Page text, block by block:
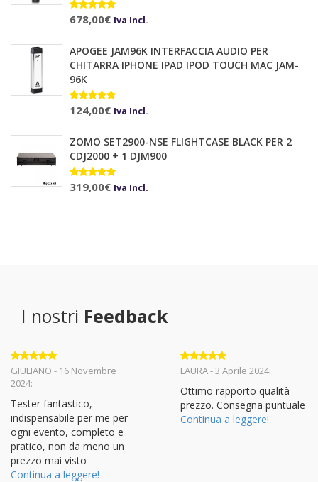
Valutato 10.00su 5
678,00€ Iva Incl.
APOGEE JAM96K INTERFACCIA AUDIO PER
CHITARRA IPHONE IPAD IPOD TOUCH MAC JAM-
96K
Valutato
5.00su 5
124,00€ Iva Incl.
ZOMO SET2900-NSE FLIGHTCASE BLACK PER 2
CDJ2000 + 1 DJM900
Valutato
5.00su 5
319,00€ Iva Incl.
I nostri Feedback
Valutato 5
su 5
GIULIANO - 16 Novembre
2024:
Tester fantastico,
indispensabile per me per
ogni evento, completo e
pratico, non da meno un
prezzo mai visto
Continua a leggere!
Valutato 5
LAURA - 3 Aprile 2024:
Ottimo rapporto qualità
prezzo. Consegna puntuale
Continua a leggere!